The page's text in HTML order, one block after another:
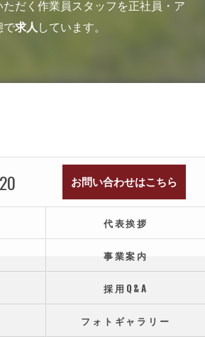
だく作業員スタッフを正社員・ア
で求人 しています。
お問い合わせはこちら
代表挨拶
事業案内
採用Q&A
フォトギャラリー